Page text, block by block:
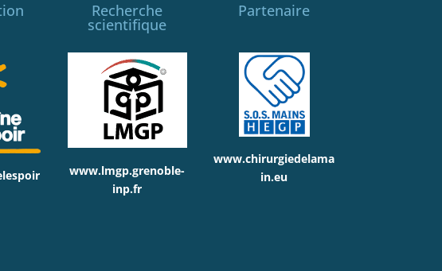
Recherche
scientifique
www.lmgp.grenoble-
inp.fr
Partenaire
www.chirurgiedelama
in.eu